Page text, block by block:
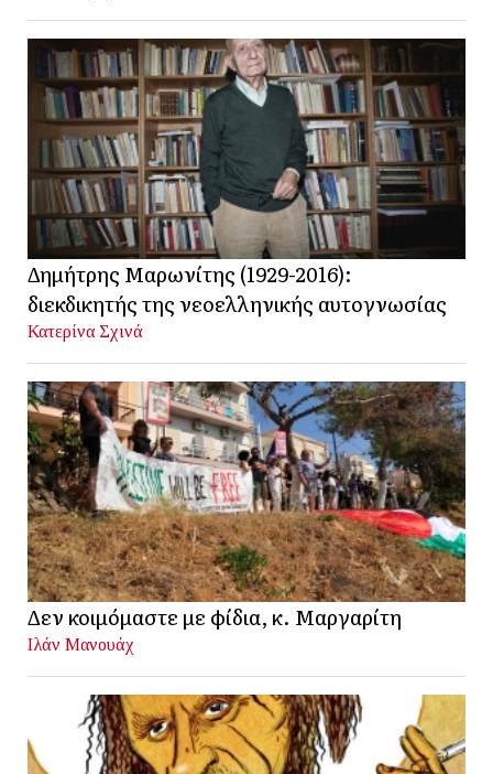
Δημήτρης Μαρωνίτης (1929-2016):
διεκδικητής της νεοελληνικής αυτογνωσίας
Κατερίνα Σχινά
Δεν κοιμόμαστε με φίδια, κ. Μαργαρίτη
Ιλάν Μανουάχ